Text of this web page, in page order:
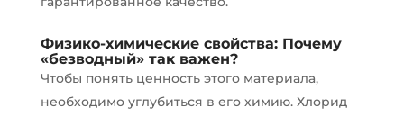
Физико-химические свойства: Почему
«безводный» так важен?
Чтобы понять ценность этого материала,
необходимо углубиться в его химию. Хлорид